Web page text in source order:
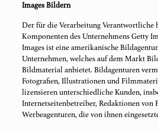
Images Bildern
Der für die Verarbeitung Verantwortliche
Komponenten des Unternehmens Getty
Images ist eine amerikanische
Unternehmen, welches auf dem Markt
Bildmaterial anbietet. Bildagenturen
Fotografien, Illustrationen und
lizensieren unterschiedliche Kunden,
Internetseitenbetreiber, Redaktionen von
Werbeagenturen, die von ihnen